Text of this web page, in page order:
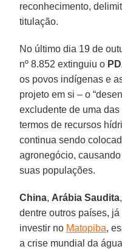
reconhecimento,
titulação.
No último dia 19 de
nº 8.852 extinguiu o
os povos indígenas e
projeto em si – o
excludente de uma
termos de recursos
continua sendo
agronegócio,
suas populações.
China, Arábia Saudita,
dentre outros países,
investir no Matopiba,
a crise mundial da